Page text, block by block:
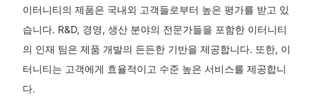
이터니티의 제품은 국내외 고객들로부터 높은 평가를 받고 있
습니다. R&D, 경영, 생산 분야의 전문가들을 포함한 이터니티
의 인재 팀은 제품 개발의 든든한 기반을 제공합니다. 또한, 이
터니티는 고객에게 효율적이고 수준 높은 서비스를 제공합니
다.